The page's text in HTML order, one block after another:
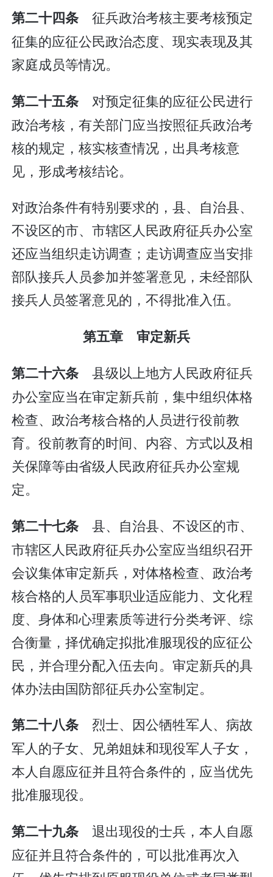
第二十四条 征兵政治考核主要考核预定
征集的应征公民政治态度、现实表现及其
家庭成员等情况。
第二十五条 对预定征集的应征公民进行
政治考核，有关部门应当按照征兵政治考
核的规定，核实核查情况，出具考核意
见，形成考核结论。
对政治条件有特别要求的，县、自治县、
不设区的市、市辖区人民政府征兵办公室
还应当组织走访调查；走访调查应当安排
部队接兵人员参加并签署意见，未经部队
接兵人员签署意见的，不得批准入伍。
第五章 审定新兵
第二十六条 县级以上地方人民政府征兵
办公室应当在审定新兵前，集中组织体格
检查、政治考核合格的人员进行役前教
育。役前教育的时间、内容、方式以及相
关保障等由省级人民政府征兵办公室规
定。
第二十七条 县、自治县、不设区的市、
市辖区人民政府征兵办公室应当组织召开
会议集体审定新兵，对体格检查、政治考
核合格的人员军事职业适应能力、文化程
度、身体和心理素质等进行分类考评、综
合衡量，择优确定拟批准服现役的应征公
民，并合理分配入伍去向。审定新兵的具
体办法由国防部征兵办公室制定。
第二十八条 烈士、因公牺牲军人、病故
军人的子女、兄弟姐妹和现役军人子女，
本人自愿应征并且符合条件的，应当优先
批准服现役。
第二十九条 退出现役的士兵，本人自愿
应征并且符合条件的，可以批准再次入